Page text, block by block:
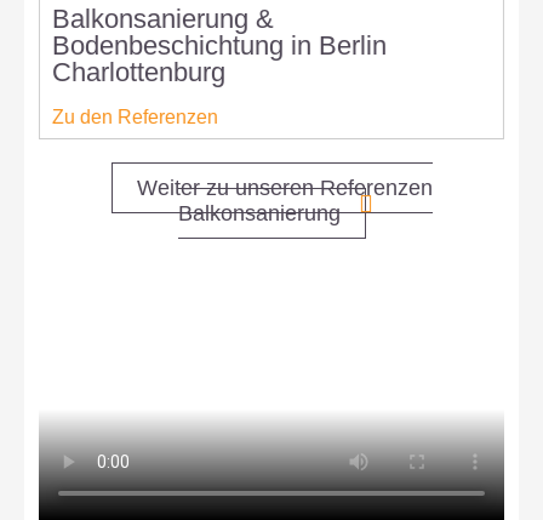
Balkonsanierung &
Bodenbeschichtung in Berlin
Charlottenburg
Zu den Referenzen
Weiter zu unseren Referenzen
Balkonsanierung